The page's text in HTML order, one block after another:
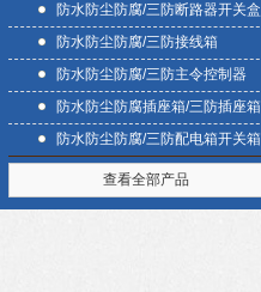
防水防尘防腐/三防断路器开关盒
防水防尘防腐/三防接线箱
防水防尘防腐/三防主令控制器
防水防尘防腐插座箱/三防插座箱
防水防尘防腐/三防配电箱开关箱
查看全部产品